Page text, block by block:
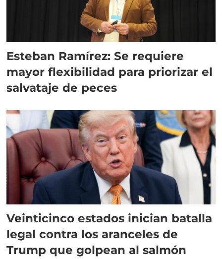
Esteban Ramírez: Se requiere
mayor flexibilidad para priorizar el
salvataje de peces
Veinticinco estados inician batalla
legal contra los aranceles de
Trump que golpean al salmón